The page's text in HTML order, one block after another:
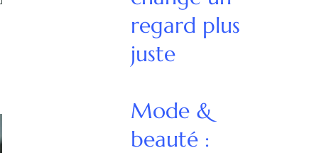
regard plus
juste
Mode &
beauté :